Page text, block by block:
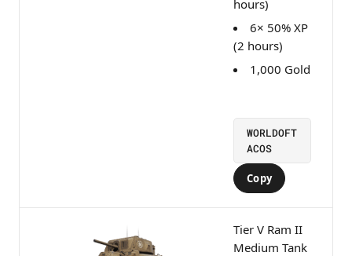
hours)
6× 50% XP
(2 hours)
1,000 Gold
WORLDOFT
ACOS
Copy
Tier V Ram II
Medium Tank